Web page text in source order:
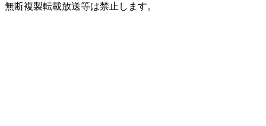
無断複製転載放送等は禁止します。